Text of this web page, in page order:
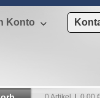
Konto